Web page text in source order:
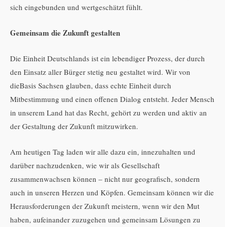
sich eingebunden und wertgeschätzt fühlt.
Gemeinsam die Zukunft gestalten
Die Einheit Deutschlands ist ein lebendiger Prozess, der durch
den Einsatz aller Bürger stetig neu gestaltet wird. Wir von
dieBasis Sachsen glauben, dass echte Einheit durch
Mitbestimmung und einen offenen Dialog entsteht. Jeder Mensch
in unserem Land hat das Recht, gehört zu werden und aktiv an
der Gestaltung der Zukunft mitzuwirken.
Am heutigen Tag laden wir alle dazu ein, innezuhalten und
darüber nachzudenken, wie wir als Gesellschaft
zusammenwachsen können – nicht nur geografisch, sondern
auch in unseren Herzen und Köpfen. Gemeinsam können wir die
Herausforderungen der Zukunft meistern, wenn wir den Mut
haben, aufeinander zuzugehen und gemeinsam Lösungen zu